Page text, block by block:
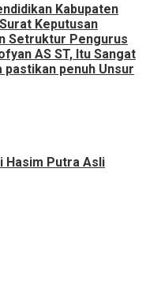
Kabupaten
Keputusan
Setruktur Pengurus
AS ST, Itu Sangat
pastikan penuh Unsur
Hasim Putra Asli